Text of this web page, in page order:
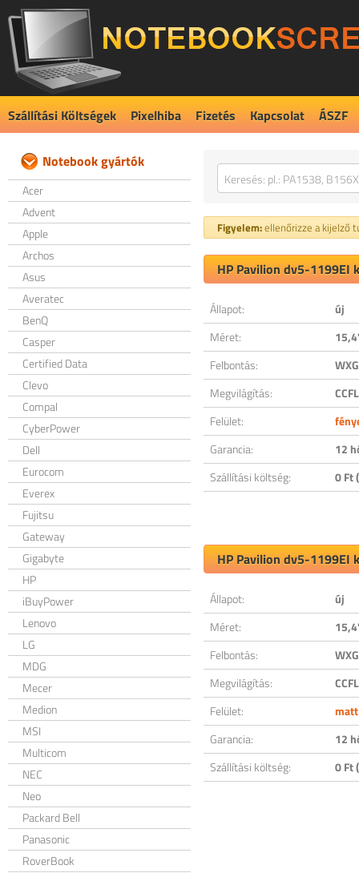
Szállítási Költségek Pixelhiba Fizetés Kapcsolat ÁSZF
Notebook gyártók
Acer
Advent
Apple
Archos
Asus
Averatec
BenQ
Casper
Certified Data
Clevo
Compal
CyberPower
Dell
Eurocom
Everex
Fujitsu
Gateway
Gigabyte
HP
iBuyPower
Lenovo
LG
MDG
Mecer
Medion
MSI
Multicom
NEC
Neo
Packard Bell
Panasonic
RoverBook
Figyelem:ellenőrizze a kijelző
HP Pavilion dv5-1199EI
Állapot:
új
Méret:
Felbontás:
Megvilágítás:
CCFL
Felület:
Garancia:
12
Szállítási költség:
0 Ft
HP Pavilion dv5-1199EI
Állapot:
új
Méret:
Felbontás:
Megvilágítás:
CCFL
Felület:
matt
Garancia:
12
Szállítási költség:
0 Ft